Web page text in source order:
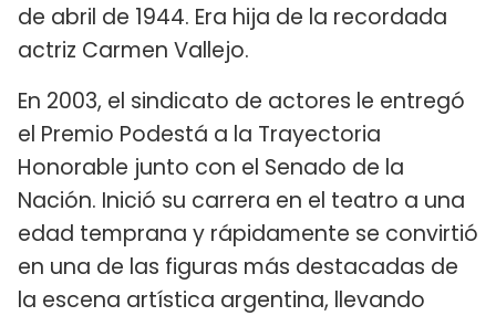
de abril de 1944. Era hija de la recordada
actriz Carmen Vallejo.
En 2003, el sindicato de actores le entregó
el Premio Podestá a la Trayectoria
Honorable junto con el Senado de la
Nación. Inició su carrera en el teatro a una
edad temprana y rápidamente se convirtió
en una de las figuras más destacadas de
la escena artística argentina, llevando